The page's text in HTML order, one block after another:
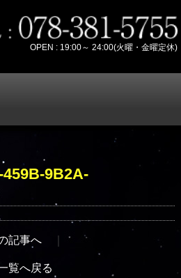
OPEN : 19:00～ 24:00(火曜・金曜定休)
9B2A-
記事へ ｜
覧へ戻る